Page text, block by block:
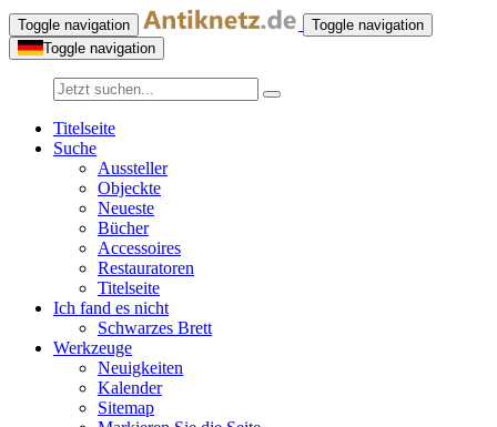
Toggle navigation
Toggle navigation
Toggle navigation
Titelseite
Suche
Aussteller
Objeckte
Neueste
Bücher
Accessoires
Restauratoren
Titelseite
Ich fand es nicht
Schwarzes Brett
Werkzeuge
Neuigkeiten
Kalender
Sitemap